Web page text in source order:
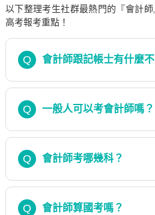
以下整理考生社群最熱門的『會計
高考報考重點！
Q 會計師跟記帳士有什麼
Q 一般人可以考會計師嗎？
Q 會計師考哪幾科？
Q 會計師算國考嗎？